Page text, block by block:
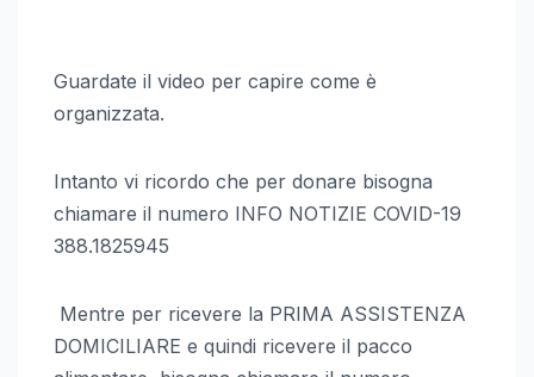
Guardate il video per capire come è
organizzata.
Intanto vi ricordo che per donare bisogna
chiamare il numero INFO NOTIZIE COVID-19
388.1825945
Mentre per ricevere la PRIMA ASSISTENZA
DOMICILIARE e quindi ricevere il pacco